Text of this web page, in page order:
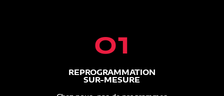
01
REPROGRAMMATION
SUR-MESURE